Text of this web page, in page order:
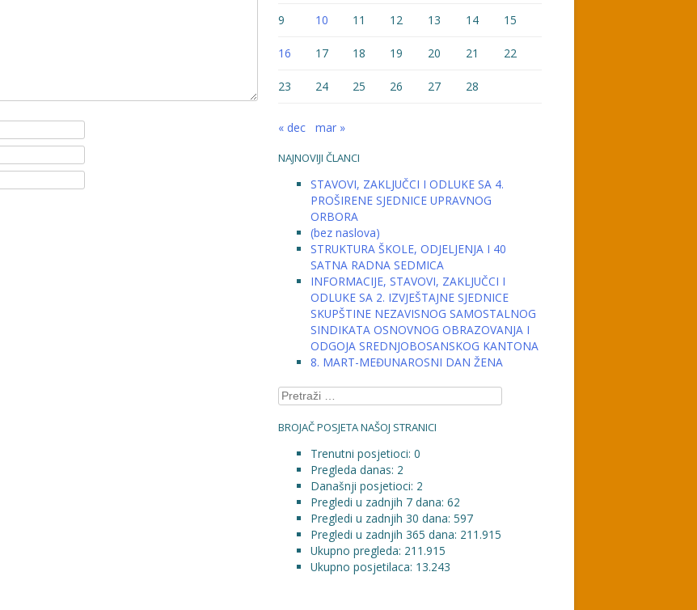
9 10 11 12 13 14 15
16 17 18 19 20 21 22
23 24 25 26 27 28
« dec mar »
NAJNOVIJI ČLANCI
STAVOVI, ZAKLJUČCI I ODLUKE SA 4.
PROŠIRENE SJEDNICE UPRAVNOG
ORBORA
(bez naslova)
STRUKTURA ŠKOLE, ODJELJENJA I 40
SATNA RADNA SEDMICA
INFORMACIJE, STAVOVI, ZAKLJUČCI I
ODLUKE SA 2. IZVJEŠTAJNE SJEDNICE
SKUPŠTINE NEZAVISNOG SAMOSTALNOG
SINDIKATA OSNOVNOG OBRAZOVANJA I
ODGOJA SREDNJOBOSANSKOG KANTONA
8. MART-MEĐUNAROSNI DAN ŽENA
Pretraga:
BROJAČ POSJETA NAŠOJ STRANICI
Trenutni posjetioci: 0
Pregleda danas: 2
Današnji posjetioci: 2
Pregledi u zadnjih 7 dana: 62
Pregledi u zadnjih 30 dana: 597
Pregledi u zadnjih 365 dana: 211.915
Ukupno pregleda: 211.915
Ukupno posjetilaca: 13.243